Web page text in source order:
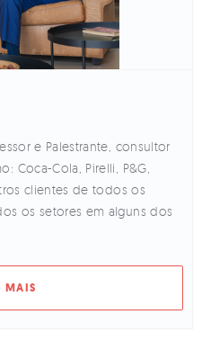
e Palestrante, consultor
Coca-Cola, Pirelli, P&G,
clientes de todos os
os setores em alguns dos
MAIS